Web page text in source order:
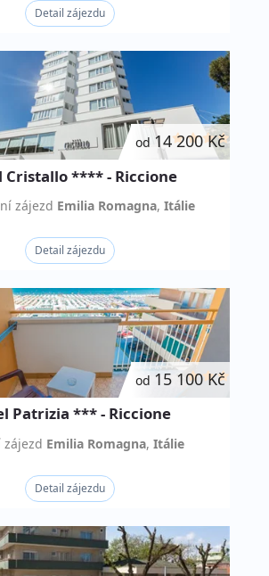
Detail zájezdu
od 14 200 Kč
Cristallo **** - Riccione
zájezd Emilia Romagna, Itálie
Detail zájezdu
od 15 100 Kč
Patrizia *** - Riccione
zájezd Emilia Romagna, Itálie
Detail zájezdu